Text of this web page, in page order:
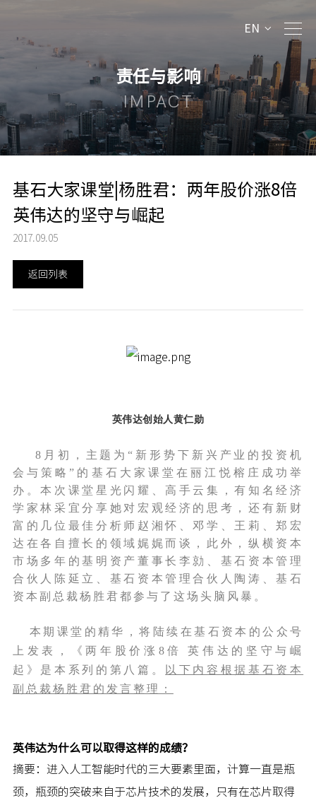
EN
责任与影响
IMPACT
基石大家课堂|杨胜君：两年股价涨8倍
英伟达的坚守与崛起
2017.09.05
返回列表
英伟达创始人黄仁勋
8月初，主题为“新形势下新兴产业的投资机
会与策略”的基石大家课堂在丽江悦榕庄成功举
办。本次课堂星光闪耀、高手云集，有知名经济
学家林采宜分享她对宏观经济的思考，还有新财
富的几位最佳分析师赵湘怀、邓学、王莉、郑宏
达在各自擅长的领域娓娓而谈，此外，纵横资本
市场多年的基明资产董事长李勍、基石资本管理
合伙人陈延立、基石资本管理合伙人陶涛、基石
资本副总裁杨胜君都参与了这场头脑风暴。
本期课堂的精华，将陆续在基石资本的公众号
上发表，《两年股价涨8倍 英伟达的坚守与崛
起》是本系列的第八篇。
以下内容根据基石资本
副总裁杨胜君的发言整理：
英伟达为什么可以取得这样的成绩？
摘要：进入人工智能时代的三大要素里面，计算一直是瓶
颈，瓶颈的突破来自于芯片技术的发展，只有在芯片取得